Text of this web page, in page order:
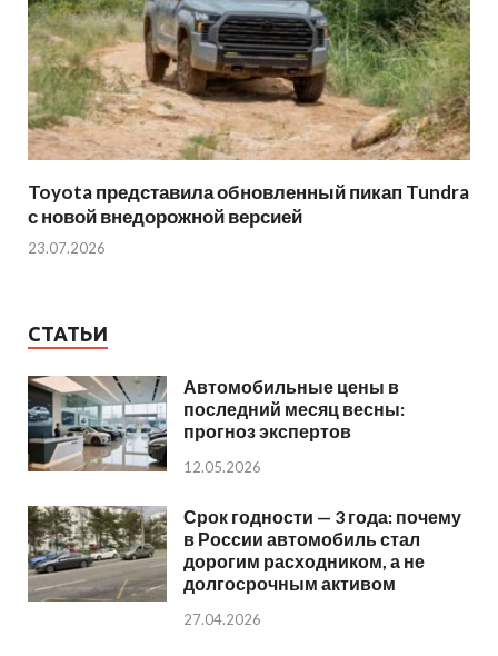
Toyota представила обновленный пикап Tundra
с новой внедорожной версией
23.07.2026
СТАТЬИ
Автомобильные цены в
последний месяц весны:
прогноз экспертов
12.05.2026
Срок годности — 3 года: почему
в России автомобиль стал
дорогим расходником, а не
долгосрочным активом
27.04.2026